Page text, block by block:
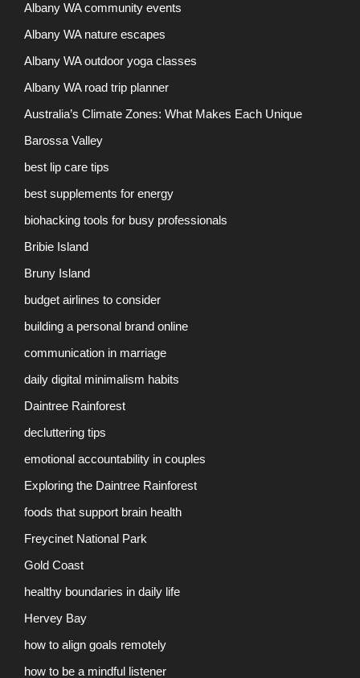
Albany WA community events
Albany WA nature escapes
Albany WA outdoor yoga classes
Albany WA road trip planner
Australia’s Climate Zones: What Makes Each Unique
Barossa Valley
best lip care tips
best supplements for energy
biohacking tools for busy professionals
Bribie Island
Bruny Island
budget airlines to consider
building a personal brand online
communication in marriage
daily digital minimalism habits
Daintree Rainforest
decluttering tips
emotional accountability in couples
Exploring the Daintree Rainforest
foods that support brain health
Freycinet National Park
Gold Coast
healthy boundaries in daily life
Hervey Bay
how to align goals remotely
how to be a mindful listener